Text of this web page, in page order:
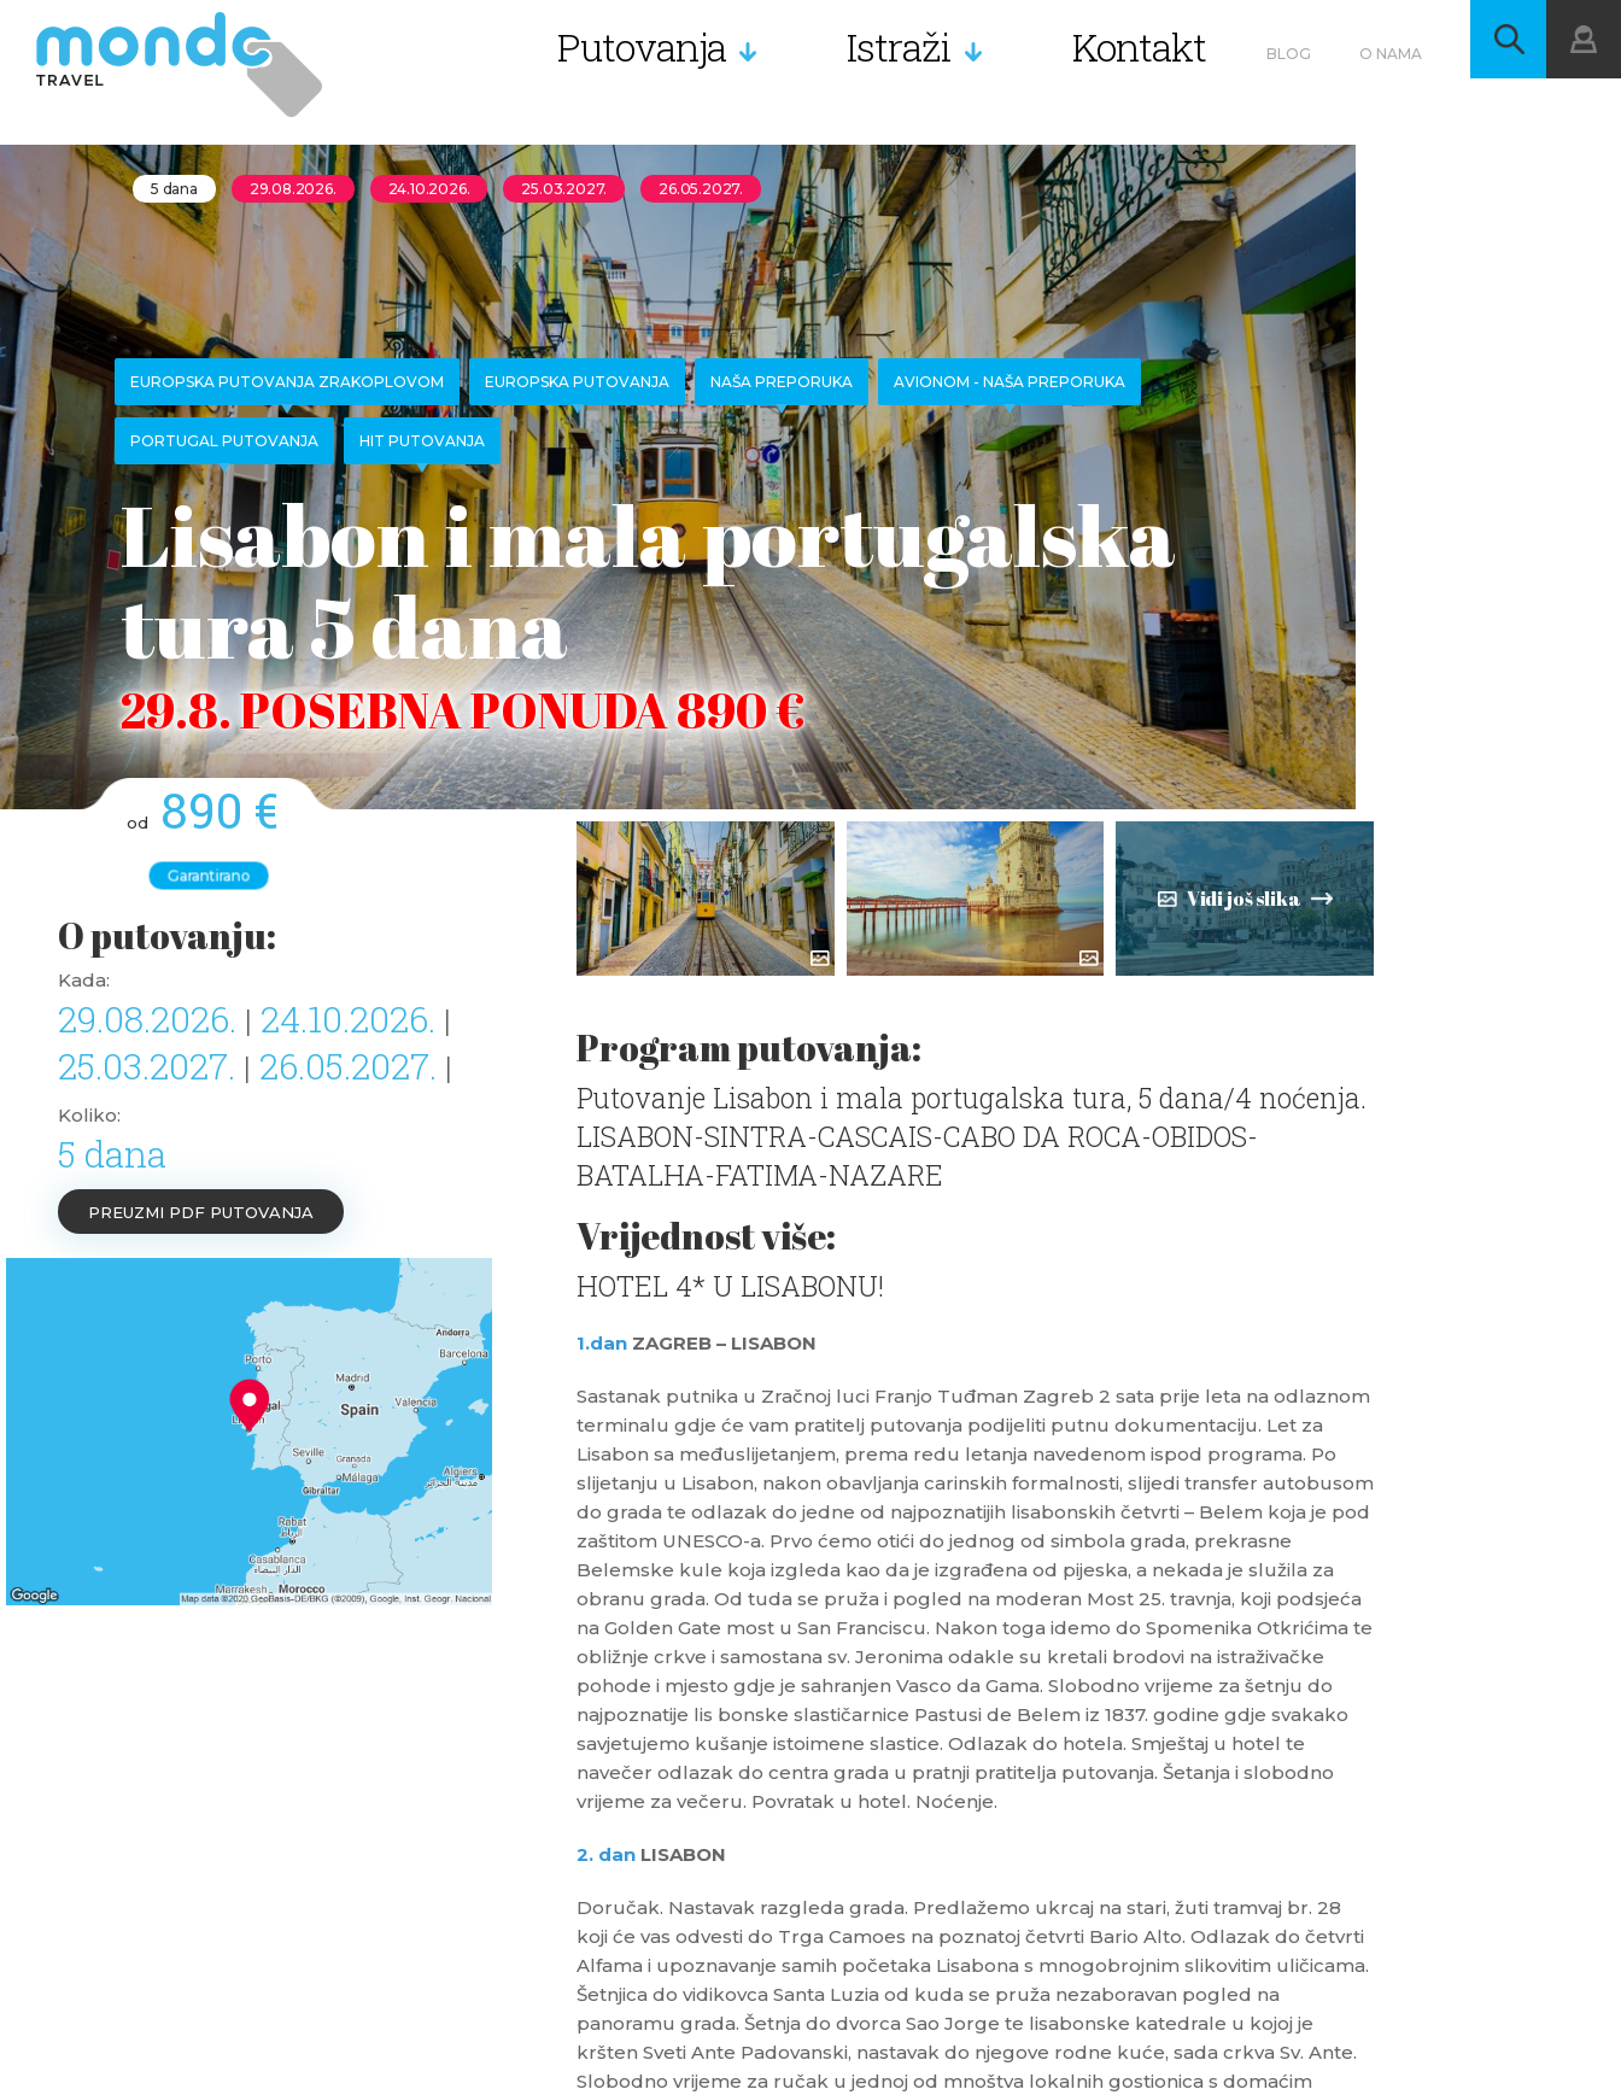
Putovanja Istraži Kontakt BLOG O NAMA
5 dana 29.08.2026. 24.10.2026. 25.03.2027. 26.05.2027.
EUROPSKA PUTOVANJA ZRAKOPLOVOM EUROPSKA PUTOVANJA NAŠA PREPORUKA AVIONOM - NAŠA PREPORUKA
PORTUGAL PUTOVANJA HIT PUTOVANJA
Lisabon i mala portugalska
tura 5 dana
29.8. POSEBNA PONUDA 890 €
od 890 €
Garantirano
O putovanju:
Kada:
29.08.2026. | 24.10.2026. |
25.03.2027. | 26.05.2027. |
Koliko:
5 dana
PREUZMI PDF PUTOVANJA
Vidi još slika
Program putovanja:
Putovanje Lisabon i mala portugalska tura, 5 dana/4 noćenja.
LISABON-SINTRA-CASCAIS-CABO DA ROCA-OBIDOS-
BATALHA-FATIMA-NAZARE
Vrijednost više:
HOTEL 4* U LISABONU!
1.dan ZAGREB – LISABON
Sastanak putnika u Zračnoj luci Franjo Tuđman Zagreb 2 sata prije leta na odlaznom
terminalu gdje će vam pratitelj putovanja podijeliti putnu dokumentaciju. Let za
Lisabon sa međuslijetanjem, prema redu letanja navedenom ispod programa. Po
slijetanju u Lisabon, nakon obavljanja carinskih formalnosti, slijedi transfer autobusom
do grada te odlazak do jedne od najpoznatijih lisabonskih četvrti – Belem koja je pod
zaštitom UNESCO-a. Prvo ćemo otići do jednog od simbola grada, prekrasne
Belemske kule koja izgleda kao da je izgrađena od pijeska, a nekada je služila za
obranu grada. Od tuda se pruža i pogled na moderan Most 25. travnja, koji podsjeća
na Golden Gate most u San Franciscu. Nakon toga idemo do Spomenika Otkrićima te
obližnje crkve i samostana sv. Jeronima odakle su kretali brodovi na istraživačke
pohode i mjesto gdje je sahranjen Vasco da Gama. Slobodno vrijeme za šetnju do
najpoznatije lis bonske slastičarnice Pastusi de Belem iz 1837. godine gdje svakako
savjetujemo kušanje istoimene slastice. Odlazak do hotela. Smještaj u hotel te
navečer odlazak do centra grada u pratnji pratitelja putovanja. Šetanja i slobodno
vrijeme za večeru. Povratak u hotel. Noćenje.
2. dan LISABON
Doručak. Nastavak razgleda grada. Predlažemo ukrcaj na stari, žuti tramvaj br. 28
koji će vas odvesti do Trga Camoes na poznatoj četvrti Bario Alto. Odlazak do četvrti
Alfama i upoznavanje samih početaka Lisabona s mnogobrojnim slikovitim uličicama.
Šetnjica do vidikovca Santa Luzia od kuda se pruža nezaboravan pogled na
panoramu grada. Šetnja do dvorca Sao Jorge te lisabonske katedrale u kojoj je
kršten Sveti Ante Padovanski, nastavak do njegove rodne kuće, sada crkva Sv. Ante.
Slobodno vrijeme za ručak u jednoj od mnoštva lokalnih gostionica s domaćim